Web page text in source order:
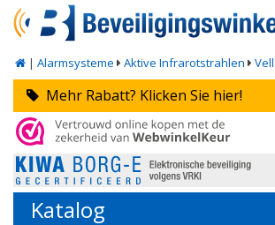
| Alarmsysteme Aktive Infrarotstrahlen
Mehr Rabatt? Klicken Sie hier!
Katalog